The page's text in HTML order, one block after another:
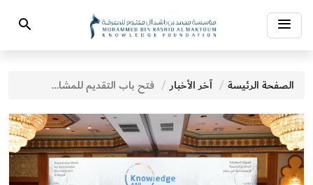
Toggle
navigation
Search
الصفحة الرئيسة آخر الأخبار فتح باب التقديم للمشاركة في أسبوع المعرفة في الكويت تحت عنوان تمكين الشباب من أجل اقتصاد مبني على المعرفة